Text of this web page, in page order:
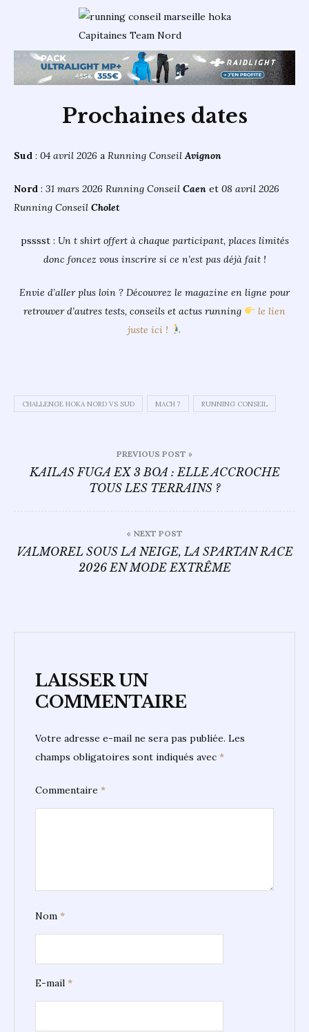
Capitaines Team Nord
Prochaines dates
Sud : 04 avril 2026 a Running ConseilAvignon
Nord : 31 mars 2026 Running Conseil Caen et 08 avril 2026
Running Conseil Cholet
psssst : Un t shirt offert à chaque participant, places limités
donc foncez vous inscrire si ce n’est pas déjà fait !
Envie d’aller plus loin ? Découvrez le magazine en ligne pour
retrouver d’autres tests, conseils et actus running
le lien
juste ici !
CHALLENGE HOKA NORD VS SUD MACH 7 RUNNING CONSEIL
de
l’article
PREVIOUS POST »
KAILAS FUGA EX 3 BOA : ELLE ACCROCHE
TOUS LES TERRAINS ?
« NEXT POST
VALMOREL SOUS LA NEIGE, LA SPARTAN RACE
2026 EN MODE EXTRÊME
LAISSER UN
COMMENTAIRE
Votre adresse e-mail ne sera pas publiée. Les
champs obligatoires sont indiqués avec *
Commentaire *
Nom *
E-mail *